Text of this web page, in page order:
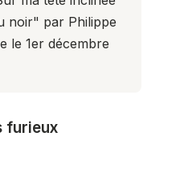
noir" par Philippe
le 1er décembre
furieux